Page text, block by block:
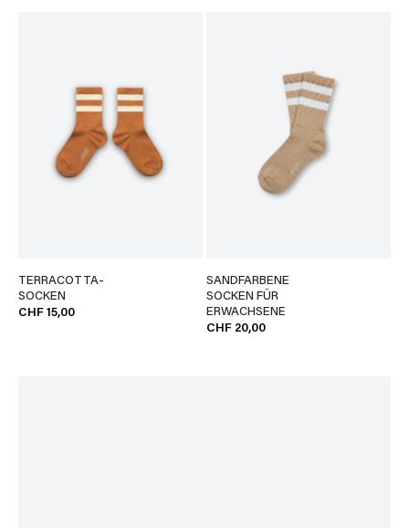
TERRACOTTA-
SOCKEN
CHF 15,00
SANDFARBENE
SOCKEN FÜR
ERWACHSENE
CHF 20,00